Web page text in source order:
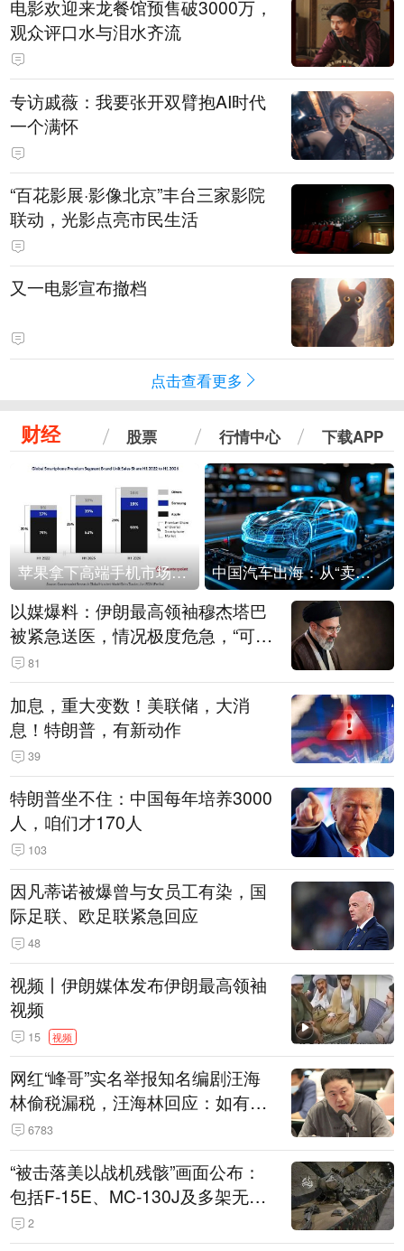
电影欢迎来龙餐馆预售破3000万，
观众评口水与泪水齐流
专访戚薇：我要张开双臂抱AI时代
一个满怀
“百花影展·影像北京”丰台三家影院
联动，光影点亮市民生活
又一电影宣布撤档
点击查看更多
财经 股票 行情中心 下载APP
苹果拿下高端手机市场65%的份额：iPhone 17系列功不可没 中国汽车出海：从“卖出去”到“走进去”
以媒爆料：伊朗最高领袖穆杰塔巴
被紧急送医，情况极度危急，“可能
随时会死去”
81
加息，重大变数！美联储，大消
息！特朗普，有新动作
39
特朗普坐不住：中国每年培养3000
人，咱们才170人
103
因凡蒂诺被爆曾与女员工有染，国
际足联、欧足联紧急回应
48
视频丨伊朗媒体发布伊朗最高领袖
视频
15 视频
网红“峰哥”实名举报知名编剧汪海
林偷税漏税，汪海林回应：如有违
法行为，相关机构自会进行评判和
处理
6783
“被击落美以战机残骸”画面公布：
包括F-15E、MC-130J及多架无人
机 2